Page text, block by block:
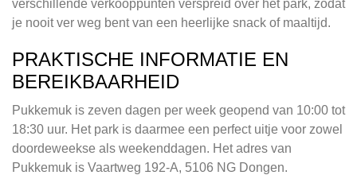
verschillende verkooppunten verspreid over het park, zodat
je nooit ver weg bent van een heerlijke snack of maaltijd.
PRAKTISCHE INFORMATIE EN
BEREIKBAARHEID
Pukkemuk is zeven dagen per week geopend van 10:00 tot
18:30 uur. Het park is daarmee een perfect uitje voor zowel
doordeweekse als weekenddagen. Het adres van
Pukkemuk is Vaartweg 192-A, 5106 NG Dongen.